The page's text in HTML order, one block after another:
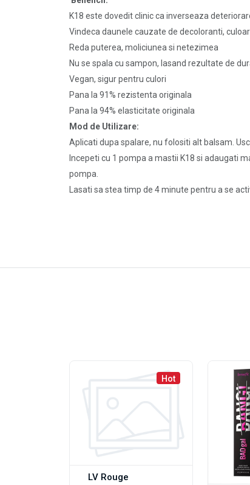
K18 este dovedit clinic ca inverseaza
Vindeca daunele cauzate de decoloranti,
Reda puterea, moliciunea si netezimea
Nu se spala cu sampon, lasand rezultate de
Vegan, sigur pentru culori
Pana la 91% rezistenta originala
Pana la 94% elasticitate originala
Mod de Utilizare:
Aplicati dupa spalare, nu folositi alt balsam.
Incepeti cu 1 pompa a mastii K18 si adaugati
pompa.
Lasati sa stea timp de 4 minute pentru a se
Hot
LV Rouge